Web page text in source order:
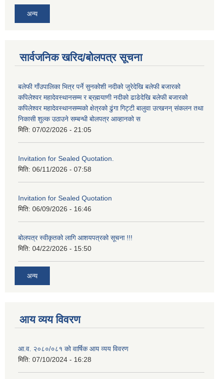
अन्य
सार्वजनिक खरिद/बोलपत्र सूचना
बलेफी गाँउपालिका भित्र पर्ने सुनकोशी नदीको जुरेदेखि बलेफी बजारको
कपिलेश्वर महादेवस्थानसम्म र ब्रह्मयाणी नदीको ढाडेदेखि बलेफी बजारको
कपिलेश्वर महादेवस्थानसम्मको क्षेत्रको ढुंगा गिट्टी बालुवा उत्खनन् संकलन तथा
निकासी शुल्क उठाउने सम्बन्धी बोलपत्र आव्हानको स
मिति: 07/02/2026 - 21:05
Invitation for Sealed Quotation.
मिति: 06/11/2026 - 07:58
Invitation for Sealed Quotation
मिति: 06/09/2026 - 16:46
बोलपत्र स्वीकृतको लागि आशयपत्रको सूचना !!!
मिति: 04/22/2026 - 15:50
अन्य
आय व्यय विवरण
आ.व. २०८०/०८१ को वार्षिक आय व्यय विवरण
मिति: 07/10/2024 - 16:28